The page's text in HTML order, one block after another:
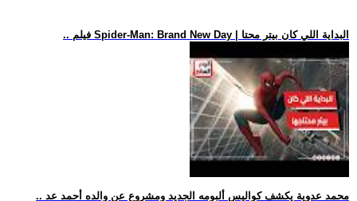
.. فيلم Spider-Man: Brand New Day | البداية اللي كان بيتر محتا
.. محمد عدوية يكشف كواليس ألبومه الجديد ومشروع عن والده أحمد عد